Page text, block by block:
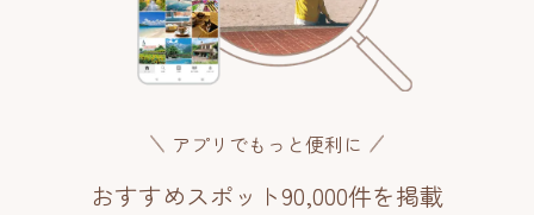
アプリでもっと便利に
おすすめスポット90,000件を掲載